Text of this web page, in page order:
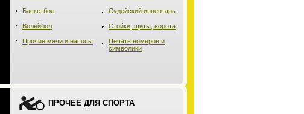
Баскетбол
Волейбол
Прочие мячи и насосы
Судейский инвентарь
Стойки, щиты, ворота
Печать номеров и
символики
ПРОЧЕЕ ДЛЯ СПОРТА